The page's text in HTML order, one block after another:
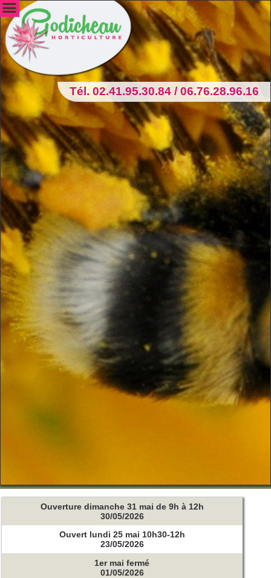
Tél. 02.41.95.30.84 / 06.76.28.96.16
Ouverture dimanche 31 mai de 9h à 12h
30/05/2026
Ouvert lundi 25 mai 10h30-12h
23/05/2026
1er mai fermé
01/05/2026